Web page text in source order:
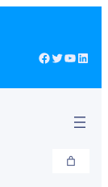
Facebook Twitter YouTube LinkedIn